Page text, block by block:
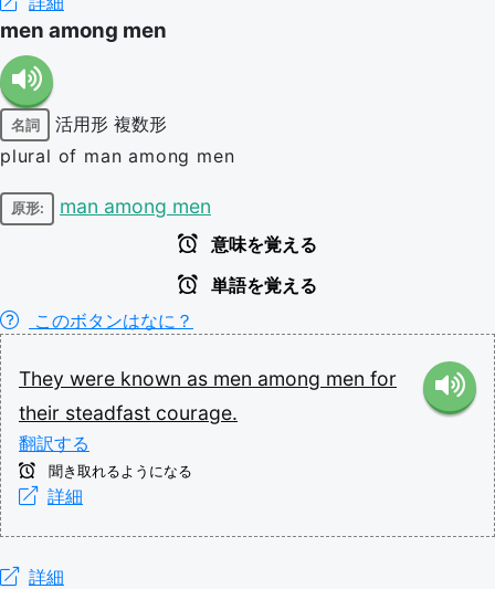
men among men
名詞 活用形 複数形
plural of man among men
原形: man among men
意味を覚える
単語を覚える
このボタンはなに？
They were known as men among men for
their steadfast courage.
翻訳する
聞き取れるようになる
詳細
詳細